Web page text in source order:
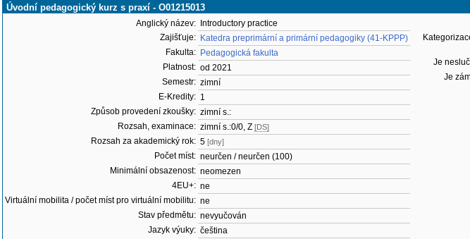
Úvodní pedagogický kurz s praxí - O01215013
Anglický název:
Introductory practice
Zajišťuje: Katedra preprimární a primární pedagogiky (41-KPPP)
Fakulta: Pedagogická fakulta
Platnost: od 2021
Semestr: zimní
E-Kredity: 1
Způsob provedení zkoušky: zimní s.:
Rozsah, examinace: zimní s.:0/0, Z [DS]
Rozsah za akademický rok: 5 [dny]
Počet míst: neurčen / neurčen (100)
Minimální obsazenost: neomezen
4EU+: ne
Virtuální mobilita / počet míst pro virtuální mobilitu: ne
Stav předmětu: nevyučován
Jazyk výuky: čeština
Je
Je